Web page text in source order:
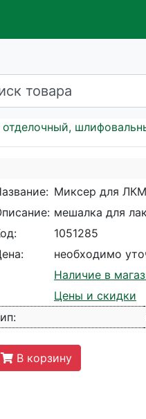
Миксер для
мешалка для
1051285
необходимо
Наличие в
Цены и скидки
В корзину